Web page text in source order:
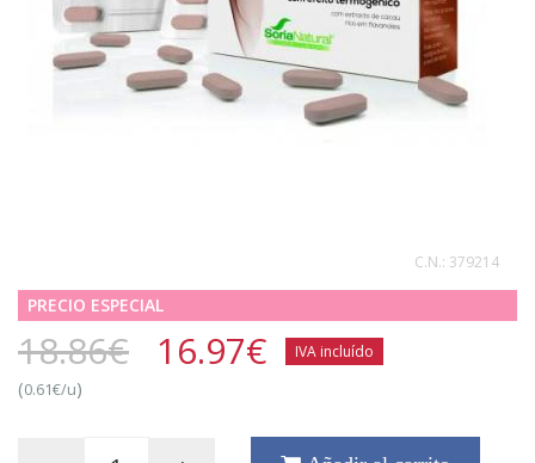
C.N.: 379214
PRECIO ESPECIAL
18.86€ 16.97€ IVA incluído
(0.61€/u)